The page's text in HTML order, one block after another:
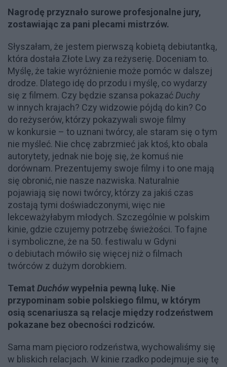
Nagrodę przyznało surowe profesjonalne jury,
zostawiając za pani plecami mistrzów.
Słyszałam, że jestem pierwszą kobietą debiutantką,
która dostała Złote Lwy za reżyserię. Doceniam to.
Myślę, że takie wyróżnienie może pomóc w dalszej
drodze. Dlatego idę do przodu i myślę, co wydarzy
się z filmem. Czy będzie szansa pokazać Duchy
w innych krajach? Czy widzowie pójdą do kin? Co
do reżyserów, którzy pokazywali swoje filmy
w konkursie – to uznani twórcy, ale staram się o tym
nie myśleć. Nie chcę zabrzmieć jak ktoś, kto obala
autorytety, jednak nie boję się, że komuś nie
dorównam. Prezentujemy swoje filmy i to one mają
się obronić, nie nasze nazwiska. Naturalnie
pojawiają się nowi twórcy, którzy za jakiś czas
zostają tymi doświadczonymi, więc nie
lekceważyłabym młodych. Szczególnie w polskim
kinie, gdzie czujemy potrzebę świeżości. To fajne
i symboliczne, że na 50. festiwalu w Gdyni
o debiutach mówiło się więcej niż o filmach
twórców z dużym dorobkiem.
Temat Duchówwypełnia pewną lukę. Nie
przypominam sobie polskiego filmu, w którym
osią scenariusza są relacje między rodzeństwem
pokazane bez obecności rodziców.
Sama mam pięcioro rodzeństwa, wychowaliśmy się
w bliskich relacjach. W kinie rzadko podejmuje się tę